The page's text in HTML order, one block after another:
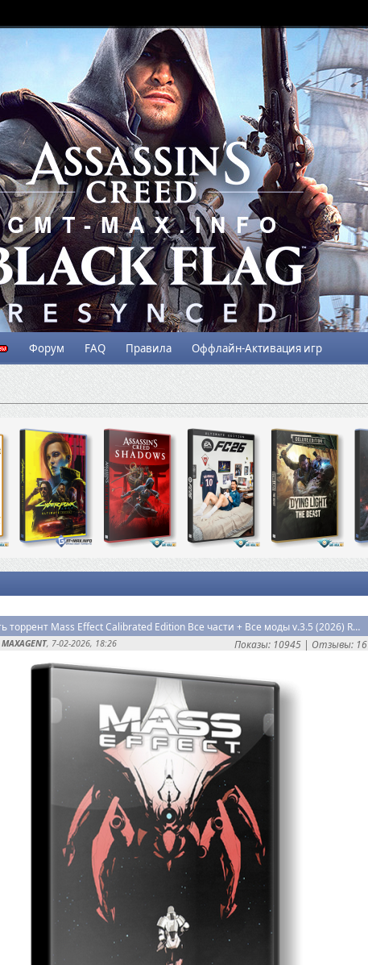
Форум FAQ Правила Оффлайн-Активация игр
Скачать торрент Mass Effect Calibrated Edition Все части + Все моды v.3.5 (2026) RePack
Показы: 10945 | Отзывы: 16
MAXAGENT, 7-02-2026, 18:26